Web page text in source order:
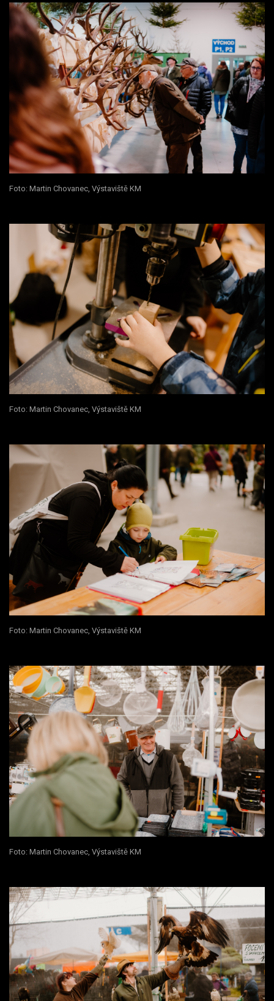
Foto: Martin Chovanec, Výstaviště KM
Foto: Martin Chovanec, Výstaviště KM
Foto: Martin Chovanec, Výstaviště KM
Foto: Martin Chovanec, Výstaviště KM